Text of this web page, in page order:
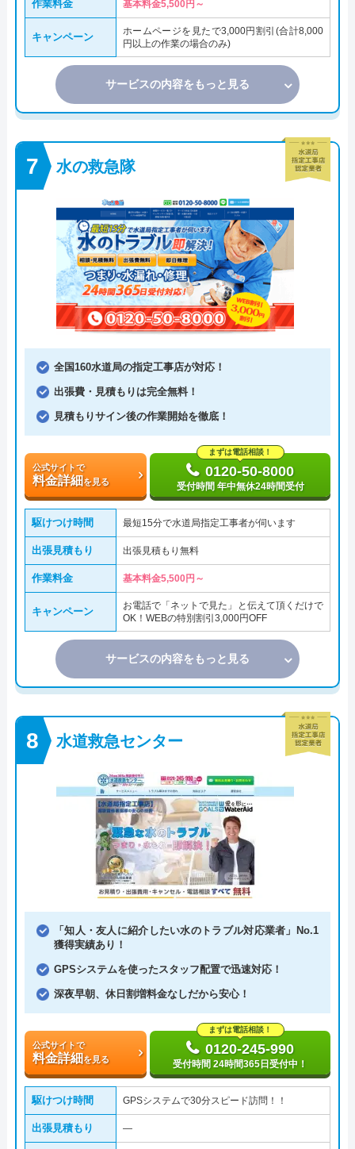
作業料金 基本料金5,500円～
キャンペーン
ホームページを見たで3,000円割引(合計8,000
円以上の作業の場合のみ)
サービスの内容をもっと見る
水の救急隊
全国160水道局の指定工事店が対応！
出張費・見積もりは完全無料！
見積もりサイン後の作業開始を徹底！
公式サイトで
料金詳細を見る
まずは電話相談！
0120-50-8000
受付時間 年中無休24時間受付
駆けつけ時間 最短15分で水道局指定工事者が伺います
出張見積もり 出張見積もり無料
作業料金 基本料金5,500円～
キャンペーン
お電話で「ネットで見た」と伝えて頂くだけで
OK！WEBの特別割引3,000円OFF
サービスの内容をもっと見る
水道救急センター
「知人・友人に紹介したい水のトラブル対応業者」No.1
獲得実績あり！
GPSシステムを使ったスタッフ配置で迅速対応！
深夜早朝、休日割増料金なしだから安心！
公式サイトで
料金詳細を見る
まずは電話相談！
0120-245-990
受付時間 24時間365日受付中！
駆けつけ時間 GPSシステムで30分スピード訪問！！
出張見積もり ―